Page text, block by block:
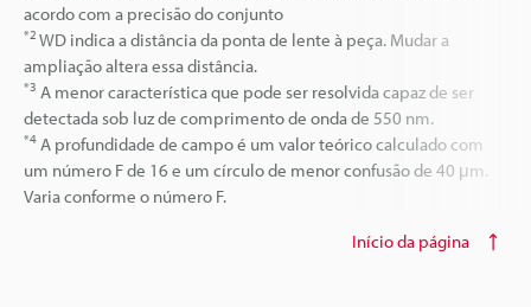
acordo com a precisão do conjunto
*2 WD indica a distância da ponta de lente à peça. Mudar a
ampliação altera essa distância.
*3 A menor característica que pode ser resolvida capaz de ser
detectada sob luz de comprimento de onda de 550 nm.
*4 A profundidade de campo é um valor teórico calculado com
um número F de 16 e um círculo de menor confusão de 40 μm.
Varia conforme o número F.
Início da página